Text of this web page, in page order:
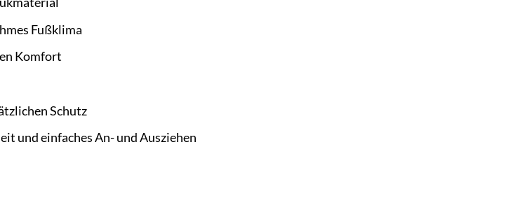
Fußklima
Komfort
Schutz
und einfaches An- und Ausziehen